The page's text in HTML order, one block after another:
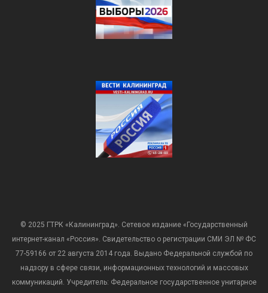
© 2025 ГТРК «Калининград». Сетевое издание «Государственный
интернет-канал «Россия». Свидетельство о регистрации СМИ ЭЛ № ФС
77-59166 от 22 августа 2014 года. Выдано Федеральной службой по
надзору в сфере связи, информационных технологий и массовых
коммуникаций. Учредитель: Федеральное государственное унитарное